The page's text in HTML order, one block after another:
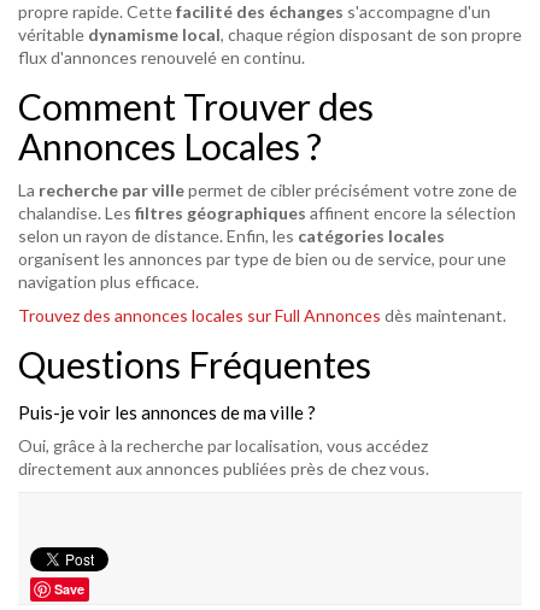
propre rapide. Cettefacilité des échanges s'accompagne d'un
véritable dynamisme local, chaque région disposant de son propre
flux d'annonces renouvelé en continu.
Comment Trouver des
Annonces Locales ?
La recherche par villepermet de cibler précisément votre zone de
chalandise. Les filtres géographiques affinent encore la sélection
selon un rayon de distance. Enfin, les catégories locales
organisent les annonces par type de bien ou de service, pour une
navigation plus efficace.
Trouvez des annonces locales sur Full Annonces dès maintenant.
Questions Fréquentes
Puis-je voir les annonces de ma ville ?
Oui, grâce à la recherche par localisation, vous accédez
directement aux annonces publiées près de chez vous.
Save